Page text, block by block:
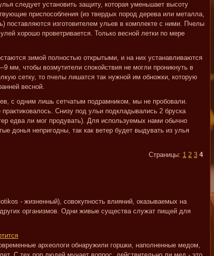
следует установить защиту, которая уменьшает высоту
приспособления (из твердых пород дерева или металла,
поставляются изготовителем ульев в комплекте с ними. Пчелы
хорошо проветривается. Только весной летки по мере
зимой полностью открытыми, и на них устанавливаются
мм, чтобы возмутители спокойствия не могли проникнуть в
сетку, то пчелы лишатся так нужной им обножки, которую
весной.
с одним лишь сетчатым подрамником, мы не пробовали.
Снизу под ульи подкладывались 2 бруска
едва ли мог продувать). Для используемых нами обычно
донья непригодны, так как ветер будет выдувать из улья
Страницы: 1 2 3 4
- жизненный), совокупность влияний, оказываемых на
организмов. Одни живые существа служат пищей для
археологи обнаружили горшки, наполненные медом,